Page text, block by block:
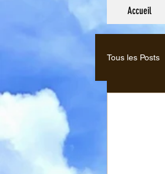
Tous les Posts
Accueil